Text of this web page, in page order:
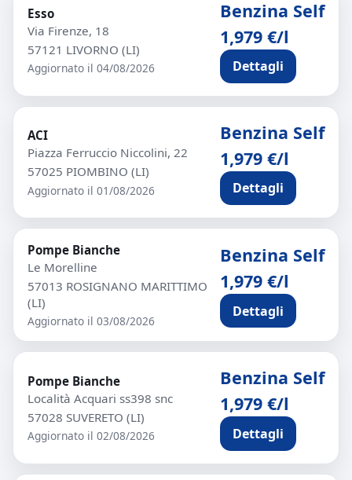
Esso
Via Firenze, 18
57121 LIVORNO (LI)
Aggiornato il 04/08/2026
Benzina Self
1,979 €/l
Dettagli
ACI
Piazza Ferruccio Niccolini, 22
57025 PIOMBINO (LI)
Aggiornato il 01/08/2026
Benzina Self
1,979 €/l
Dettagli
Pompe Bianche
Le Morelline
57013 ROSIGNANO MARITTIMO
(LI)
Aggiornato il 03/08/2026
Benzina Self
1,979 €/l
Dettagli
Pompe Bianche
Località Acquari ss398 snc
57028 SUVERETO (LI)
Aggiornato il 02/08/2026
Benzina Self
1,979 €/l
Dettagli